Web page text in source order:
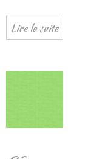
Lire la suite